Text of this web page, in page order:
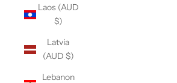
Laos (AUD
$)
Latvia
(AUD $)
Lebanon